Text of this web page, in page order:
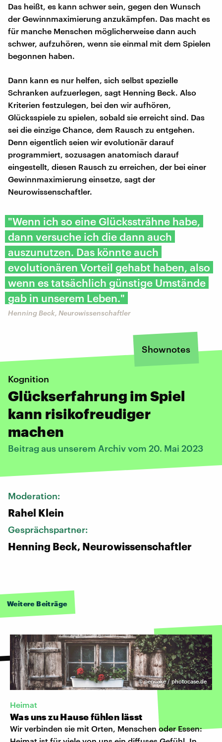
Das heißt, es kann schwer sein, gegen den Wunsch
der Gewinnmaximierung anzukämpfen. Das macht es
für manche Menschen möglicherweise dann auch
schwer, aufzuhören, wenn sie einmal mit dem Spielen
begonnen haben.
Dann kann es nur helfen, sich selbst spezielle
Schranken aufzuerlegen, sagt Henning Beck. Also
Kriterien festzulegen, bei den wir aufhören,
Glücksspiele zu spielen, sobald sie erreicht sind. Das
sei die einzige Chance, dem Rausch zu entgehen.
Denn eigentlich seien wir evolutionär darauf
programmiert, sozusagen anatomisch darauf
eingestellt, diesen Rausch zu erreichen, der bei einer
Gewinnmaximierung einsetze, sagt der
Neurowissenschaftler.
"Wenn ich so eine Glückssträhne habe,
dann versuche ich die dann auch
auszunutzen. Das könnte auch
evolutionären Vorteil gehabt haben, also
wenn es tatsächlich günstige Umstände
gab in unserem Leben."
Henning Beck, Neurowissenschaftler
Shownotes
Kognition
Glückserfahrung im Spiel
kann risikofreudiger
machen
Beitrag aus unserem Archiv vom 20. Mai 2023
Moderation:
Rahel Klein
Gesprächspartner:
Henning Beck, Neurowissenschaftler
Weitere Beiträge
©pencake / photocase.de
Heimat
Was uns zu Hause fühlen lässt
Wir verbinden sie mit Orten, Menschen oder Essen: